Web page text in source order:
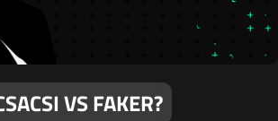
VS FAKER?